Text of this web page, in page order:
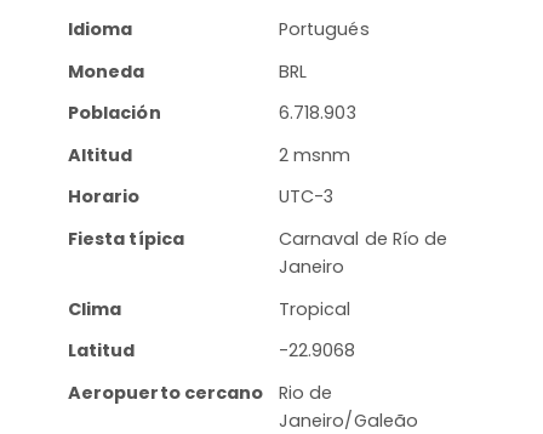
Idioma
Portugués
Moneda
BRL
Población
6.718.903
Altitud
2 msnm
Horario
UTC-3
Fiesta típica
Carnaval de Río de
Janeiro
Clima
Tropical
Latitud
-22.9068
Aeropuerto cercano
Rio de
Janeiro/Galeão